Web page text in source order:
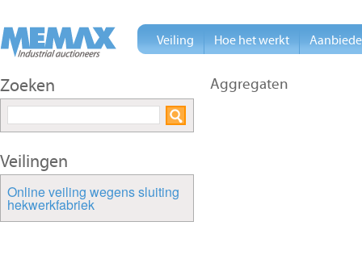
Aggregaten
Zoeken
Veilingen
Online veiling wegens sluiting
hekwerkfabriek
Veiling Hoe het werkt